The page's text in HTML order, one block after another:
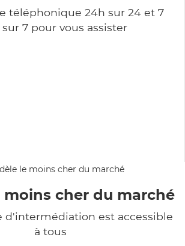
téléphonique 24h sur 24 et 7
7 pour vous assister
moins cher du marché
d'intermédiation est accessible
à tous